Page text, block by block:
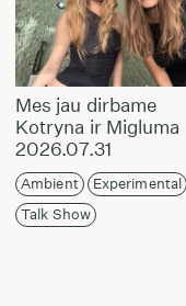
Mes jau dirbame
Kotryna ir Migluma
2026.07.31
Ambient
Experimental
Talk Show